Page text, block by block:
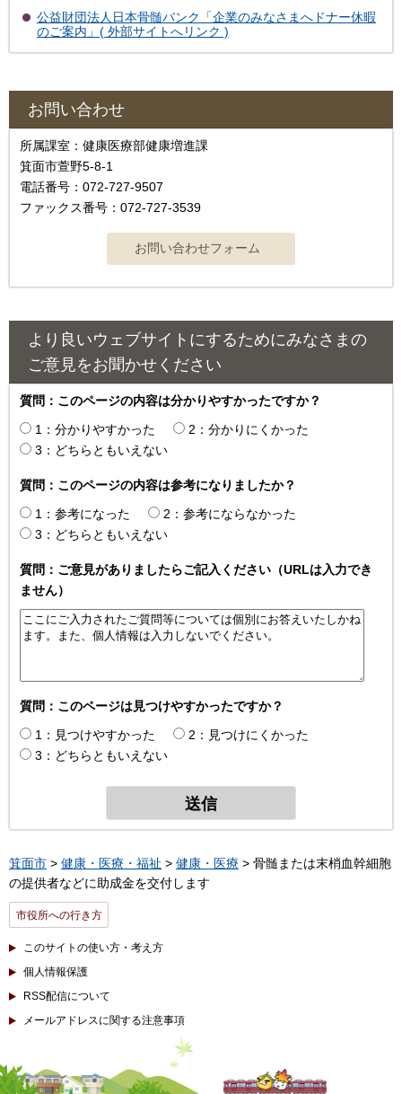
公益財団法人日本骨髄バンク「企業のみなさまへドナー休暇
のご案内」( 外部サイトへリンク )
お問い合わせ
所属課室：健康医療部健康増進課
箕面市萱野5-8-1
電話番号：072-727-9507
ファックス番号：072-727-3539
より良いウェブサイトにするためにみなさまの
ご意見をお聞かせください
質問：このページの内容は分かりやすかったですか？
1：分かりやすかった
2：分かりにくかった
3：どちらともいえない
質問：このページの内容は参考になりましたか？
1：参考になった
2：参考にならなかった
3：どちらともいえない
質問：ご意見がありましたらご記入ください（URLは入力でき
ません）
質問：このページは見つけやすかったですか？
1：見つけやすかった
2：見つけにくかった
3：どちらともいえない
箕面市 > 健康・医療・福祉 > 健康・医療 > 骨髄または末梢血幹細胞
の提供者などに助成金を交付します
市役所への行き方
このサイトの使い方・考え方
個人情報保護
RSS配信について
メールアドレスに関する注意事項